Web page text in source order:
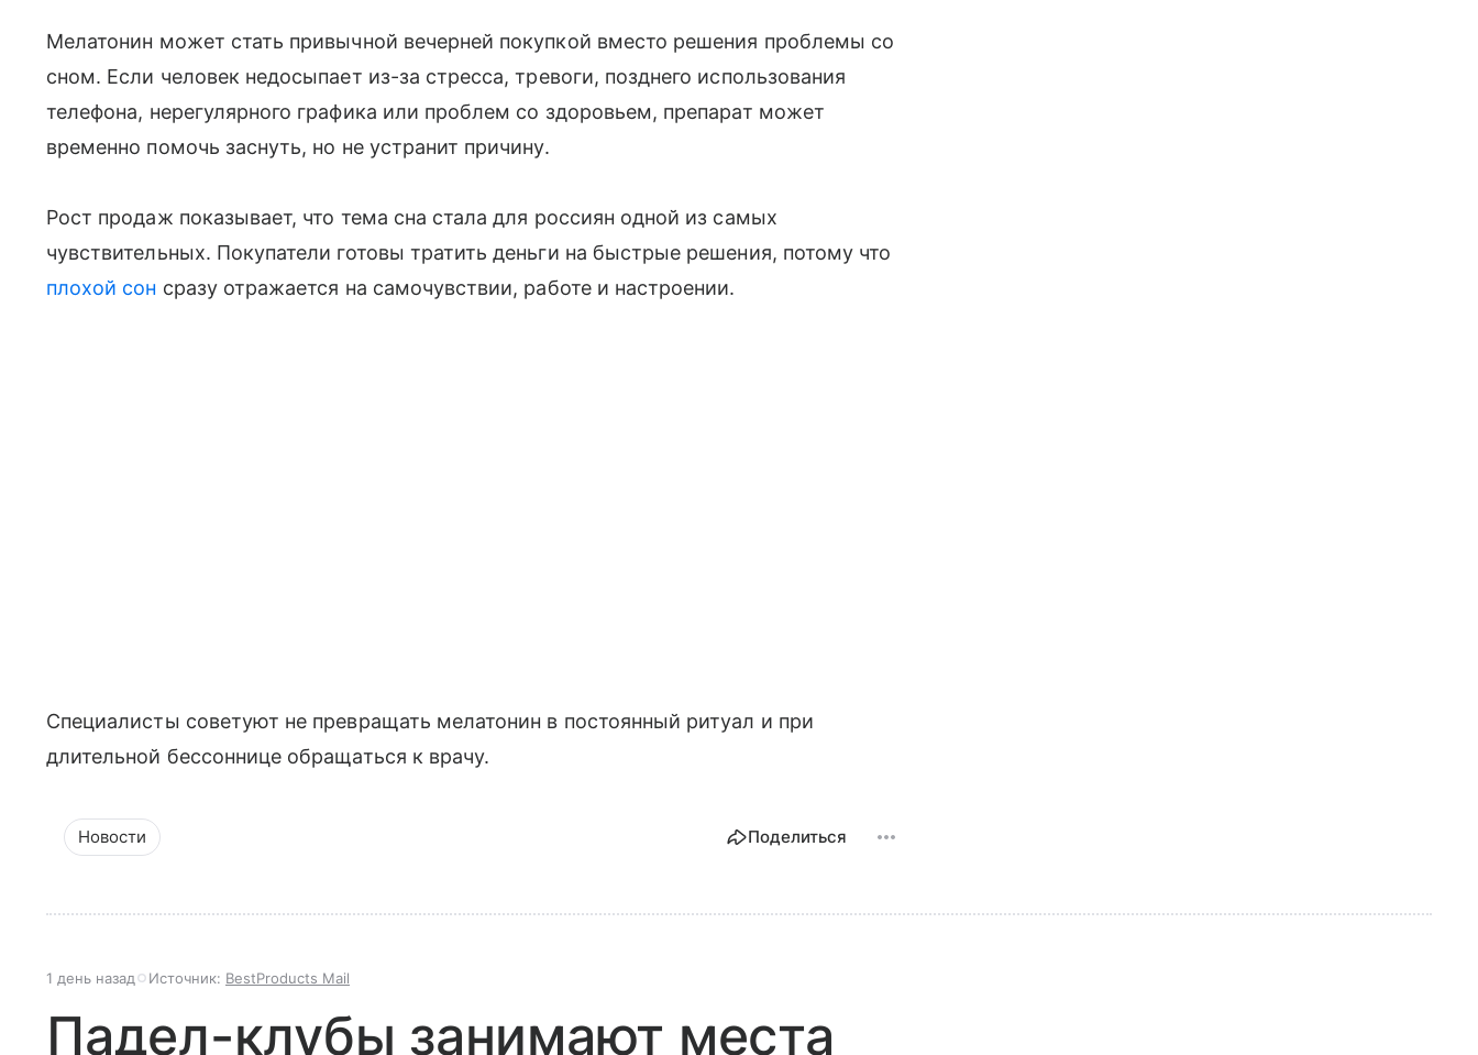
Мелатонин может стать привычной вечерней покупкой вместо решения проблемы со
сном. Если человек недосыпает из-за стресса, тревоги, позднего использования
телефона, нерегулярного графика или проблем со здоровьем, препарат может
временно помочь заснуть, но не устранит причину.
Рост продаж показывает, что тема сна стала для россиян одной из самых
чувствительных. Покупатели готовы тратить деньги на быстрые решения, потому что
плохой сон сразу отражается на самочувствии, работе и настроении.
Специалисты советуют не превращать мелатонин в постоянный ритуал и при
длительной бессоннице обращаться к врачу.
Новости Поделиться
1 день назад Источник: BestProducts Mail
Падел-клубы занимают места